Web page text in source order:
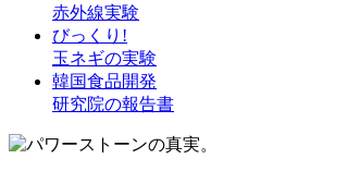
赤外線実験
びっくり!
玉ネギの実験
韓国食品開発
研究院の報告書